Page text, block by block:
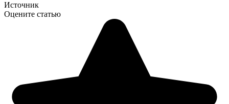
Источник
Оцените статью